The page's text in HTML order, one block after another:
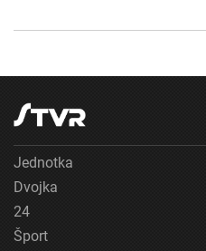
Jednotka
Dvojka
24
Šport